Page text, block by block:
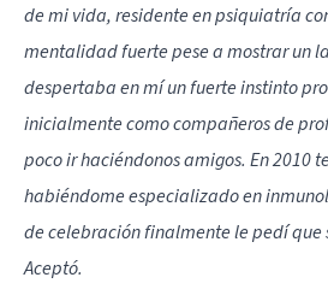
de mi vida, residente en psiquiatría
mentalidad fuerte pese a mostrar un
despertaba en mí un fuerte instinto
inicialmente como compañeros de
poco ir haciéndonos amigos. En 2010
habiéndome especializado en
de celebración finalmente le pedí que
Aceptó.